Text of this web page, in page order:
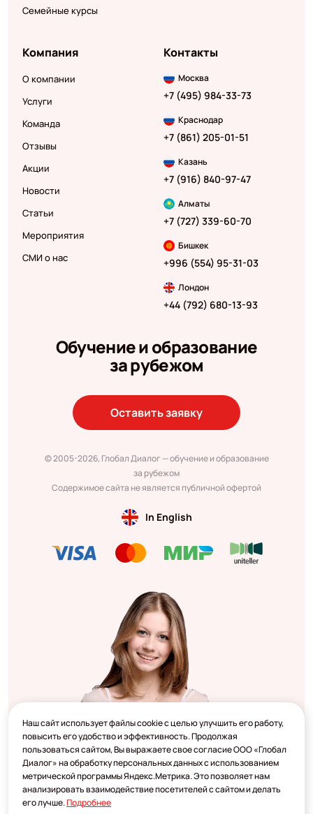
Семейные курсы
Компания
О компании
Услуги
Команда
Отзывы
Акции
Новости
Статьи
Мероприятия
СМИ о нас
Контакты
Москва
+7 (495) 984-33-73
Краснодар
+7 (861) 205-01-51
Казань
+7 (916) 840-97-47
Алматы
+7 (727) 339-60-70
Бишкек
+996 (554) 95-31-03
Лондон
+44 (792) 680-13-93
Обучение и образование
за рубежом
Оставить заявку
© 2005-2026, Глобал Диалог — обучение и образование
за рубежом
Содержимое сайта не является публичной офертой
In English
Наш сайт использует файлы cookie с целью улучшить его работу,
повысить его удобство и эффективность. Продолжая
пользоваться сайтом, Вы выражаете свое согласие ООО «Глобал
Диалог» на обработку персональных данных с использованием
метрической программы Яндекс.Метрика. Это позволяет нам
анализировать взаимодействие посетителей с сайтом и делать
его лучше.Подробнее